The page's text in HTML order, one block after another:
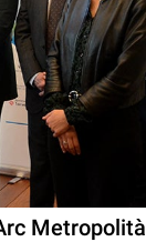
Metropolità